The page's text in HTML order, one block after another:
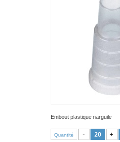
Embout plastique narguile
Quantité - +